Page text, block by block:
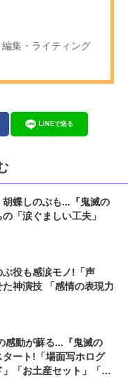
集・ライティング
LINEで送る
蝶しのぶも...『鬼滅の
「涙ぐましい工夫」
ぶ役も感涙モノ!「声
感情の表現力
感動が蘇る...『鬼滅の
ート!「場面写ホログ
「お土産セット」「75